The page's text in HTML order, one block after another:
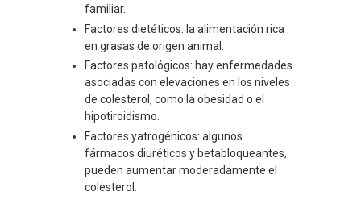
familiar.
Factores dietéticos: la alimentación rica
en grasas de origen animal.
Factores patológicos: hay enfermedades
asociadas con elevaciones en los niveles
de colesterol, como la obesidad o el
hipotiroidismo.
Factores yatrogénicos: algunos
fármacos diuréticos y betabloqueantes,
pueden aumentar moderadamente el
colesterol.